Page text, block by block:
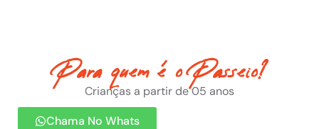
Para quem é o Passeio?
Crianças a partir de 05 anos
Chama No Whats